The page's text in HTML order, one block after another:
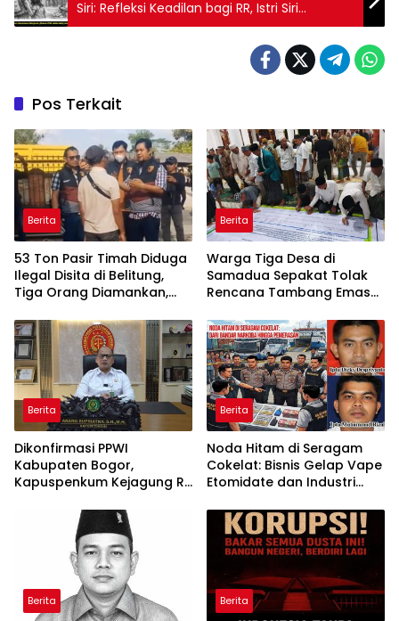
Siri: Refleksi Keadilan bagi RR, Istri Siri
Almarhum Margiono
Pos Terkait
Berita
53 Ton Pasir Timah Diduga
Ilegal Disita di Belitung,
Tiga Orang Diamankan,
Berita
Warga Tiga Desa di
Samadua Sepakat Tolak
Rencana Tambang Emas
Berita
Dikonfirmasi PPWI
Kabupaten Bogor,
Kapuspenkum Kejagung RI
Kabupaten Bogor Jalani
Pemeriksaan
Berita
Noda Hitam di Seragam
Cokelat: Bisnis Gelap Vape
Etomidate dan Industri
Kepolisian
Berita Berita